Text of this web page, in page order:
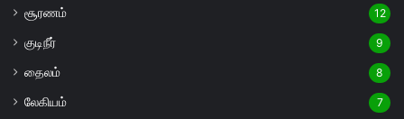
சூரணம் 12
குடிநீர் 9
தைலம் 8
லேகியம் 7